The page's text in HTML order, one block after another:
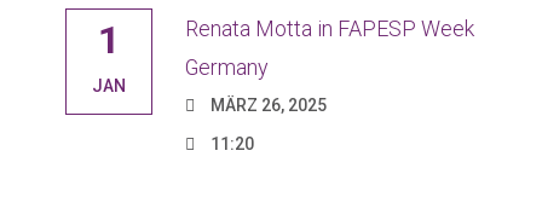
1
JAN
Renata Motta in FAPESP Week
Germany
MÄRZ 26, 2025
11:20